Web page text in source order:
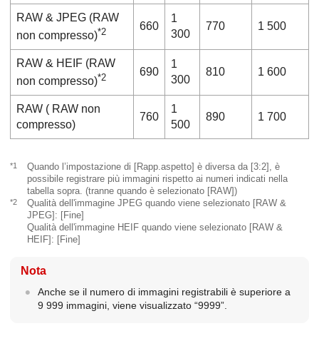
RAW & JPEG (RAW
non compresso)*2 660
1
300
770 1 500
RAW & HEIF (RAW
non compresso)*2 690
1
300
810 1 600
RAW ( RAW non
compresso)
760
1
500
890 1 700
*1 Quando l’impostazione di [Rapp.aspetto] è diversa da [3:2] , è
possibile registrare più immagini rispetto ai numeri indicati nella
tabella sopra. (tranne quando è selezionato [RAW])
*2 Qualità dell'immagine JPEG quando viene selezionato [RAW &
JPEG] : [Fine]
Qualità dell'immagine HEIF quando viene selezionato [RAW &
HEIF] : [Fine]
Nota
Anche se il numero di immagini registrabili è superiore a
9 999 immagini, viene visualizzato “9999”.